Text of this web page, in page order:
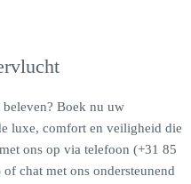
Boek nu uw
luxe, comfort en veiligheid die
ons op via telefoon (+31 85
chat met ons ondersteunend